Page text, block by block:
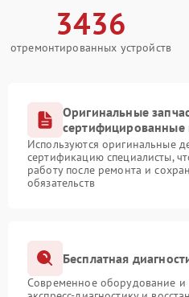
3436
отремонтированных устройств
Оригинальные
сертифицированные
Используются оригинальные
сертификацию специалисты,
работу после ремонта и
обязательств
Бесплатная
Современное оборудование и